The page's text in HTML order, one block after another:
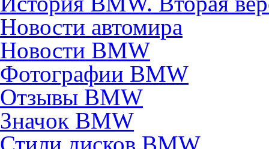
Новости автомира
Новости BMW
Фотографии BMW
Отзывы BMW
Значок BMW